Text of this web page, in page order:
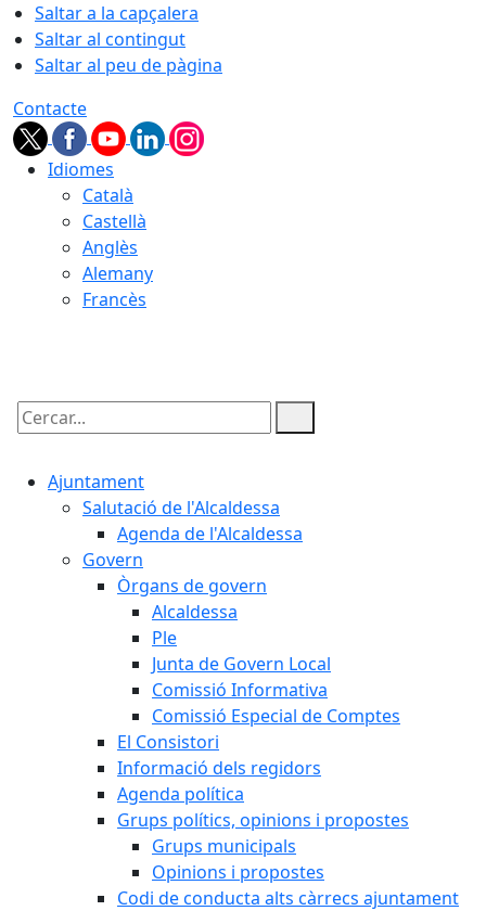
Saltar a la capçalera
Saltar al contingut
Saltar al peu de pàgina
Contacte
Idiomes
Català
Castellà
Anglès
Alemany
Francès
Cercar:
Ajuntament
Salutació de l'Alcaldessa
Agenda de l'Alcaldessa
Govern
Òrgans de govern
Alcaldessa
Ple
Junta de Govern Local
Comissió Informativa
Comissió Especial de Comptes
El Consistori
Informació dels regidors
Agenda política
Grups polítics, opinions i propostes
Grups municipals
Opinions i propostes
Codi de conducta alts càrrecs ajuntament